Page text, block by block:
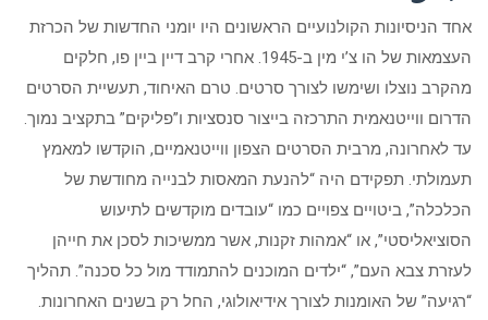
אחד הניסיונות הקולנועיים הראשונים היו יומני החדשות של הכרזת
העצמאות של הו צ’י מין ב-1945. אחרי קרב דיין ביין פו, חלקים
מהקרב נוצלו ושימשו לצורך סרטים. טרם האיחוד, תעשיית הסרטים
הדרום ווייטנאמית התרכזה בייצור סנסציות ו”פליקים” בתקציב נמוך.
עד לאחרונה, מרבית הסרטים הצפון ווייטנאמיים, הוקדשו למאמץ
תעמולתי. תפקידם היה “להנעת המאסות לבנייה מחודשת של
הכלכלה”, ביטויים צפויים כמו “עובדים מוקדשים לתיעוש
הסוציאליסטי”, או “אמהות זקנות, אשר ממשיכות לסכן את חייהן
לעזרת צבא העם”, “ילדים המוכנים להתמודד מול כל סכנה”. תהליך
“רגיעה” של האומנות לצורך אידיאולוגי, החל רק בשנים האחרונות.